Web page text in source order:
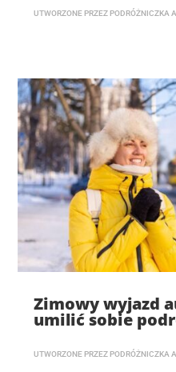
UTWORZONE PRZEZ PODRÓŻNICZKA
Zimowy wyjazd
umilić sobie
UTWORZONE PRZEZ PODRÓŻNICZKA